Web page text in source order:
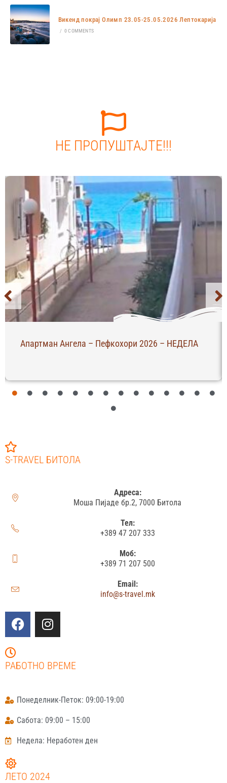
Викенд покрај Олимп 23.05-25.05.2026 Лептокарија
/ 0 COMMENTS
НЕ ПРОПУШТАЈТЕ!!!
Апартман Ангела – Пефкохори 2026 – НЕДЕЛА
S-TRAVEL БИТОЛА
Адреса:
Моша Пијаде бр.2, 7000 Битола
Тел:
+389 47 207 333
Моб:
+389 71 207 500
Email:
info@s-travel.mk
РАБОТНО ВРЕМЕ
Понеделник-Петок: 09:00-19:00
Сабота: 09:00 – 15:00
Недела: Неработен ден
ЛЕТО 2024